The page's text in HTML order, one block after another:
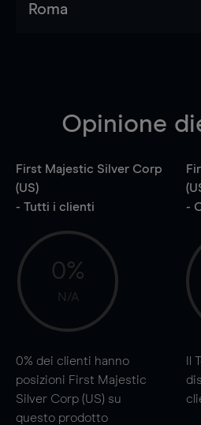
Roma
Opinione
First Majestic Silver Corp
(US)
- Tutti i clienti
0%
N/A
0% dei clienti hanno
posizioni First Majestic
Silver Corp (US) su
questo prodotto
-
Il